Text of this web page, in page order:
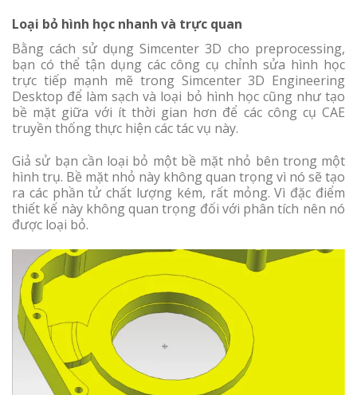
Loại bỏ hình học nhanh và trực quan
Bằng cách sử dụng Simcenter 3D cho preprocessing,
bạn có thể tận dụng các công cụ chỉnh sửa hình học
trực tiếp mạnh mẽ trong Simcenter 3D Engineering
Desktop để làm sạch và loại bỏ hình học cũng như tạo
bề mặt giữa với ít thời gian hơn để các công cụ CAE
truyền thống thực hiện các tác vụ này.
Giả sử bạn cần loại bỏ một bề mặt nhỏ bên trong một
hình trụ. Bề mặt nhỏ này không quan trọng vì nó sẽ tạo
ra các phần tử chất lượng kém, rất mỏng. Vì đặc điểm
thiết kế này không quan trọng đối với phân tích nên nó
được loại bỏ.